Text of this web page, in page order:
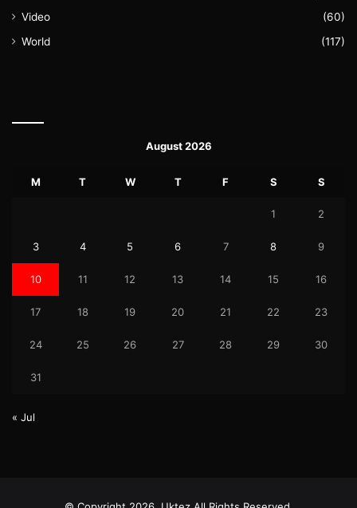
Video
(60)
World
(117)
August 2026
M T W T F S S
1 2
3 4 5 6 7 8 9
10 11 12 13 14 15 16
17 18 19 20 21 22 23
24 25 26 27 28 29 30
31
« Jul